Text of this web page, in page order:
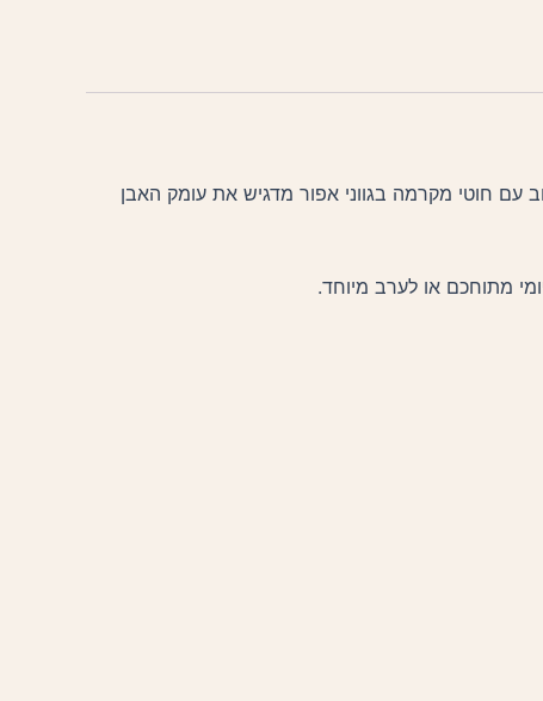
עם חוטי מקרמה בגווני אפור מדגיש את עומק האבן
מתוחכם או לערב מיוחד.